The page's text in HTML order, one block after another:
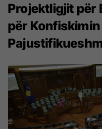
Projektligjit për
për